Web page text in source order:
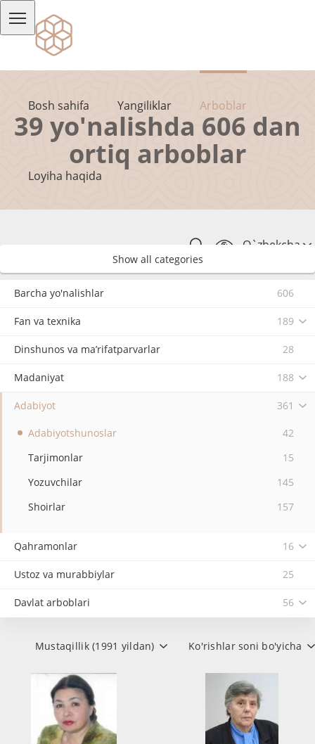
Bosh sahifa Yangiliklar Arboblar
Loyiha haqida
O`zbekcha
39 yo'nalishda 606 dan
ortiq arboblar
Show all categories
Barcha yo'nalishlar 606
Fan va texnika 189
Dinshunos va ma’rifatparvarlar 28
Madaniyat 188
Adabiyot 361
Adabiyotshunoslar
42
Tarjimonlar
15
Yozuvchilar
145
Shoirlar
157
Qahramonlar 16
Ustoz va murabbiylar 25
Davlat arboblari 56
Ko'rishlar soni bo'yicha
Mustaqillik (1991 yildan)